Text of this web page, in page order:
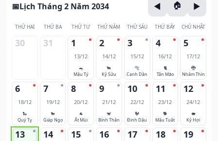
Lịch Tháng 2 Năm 2034
THỨ HAI THỨ BA THỨ TƯ THỨ NĂM THỨ SÁU THỨ BẢY CHỦ NHẬT
30 31 1
13/12
🐀
Mậu Tý
2
14/12
🐂
Kỷ Sửu
3
15/12
🐅
Canh Dần
4
16/12
🐈
Tân Mão
5
17/12
🐉
Nhâm Thìn
6
18/12
🐍
Quý Tỵ
7
19/12
🐎
Giáp Ngọ
8
20/12
🐐
Ất Mùi
9
21/12
🐒
Bính Thân
10
22/12
🐓
Đinh Dậu
11
23/12
🐕
Mậu Tuất
12
24/12
🐖
Kỷ Hợi
13 14 15 16 17 18 19